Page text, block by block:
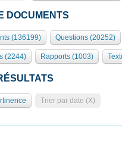
DOCUMENTS
(136199) Questions (20252)
(2244) Rapports (1003)
Trier par date (X)